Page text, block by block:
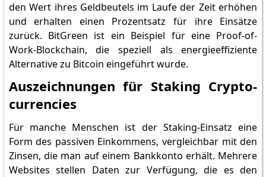
den Wert ihres Geldbeutels im Laufe der Zeit erhöhen
und erhalten einen Prozentsatz für ihre Einsätze
zurück. BitGreen ist ein Beispiel für eine Proof-of-
Work-Blockchain, die speziell als energieeffiziente
Alternative zu Bitcoin eingeführt wurde.
Auszeichnungen für Staking Crypto-
currencies
Für manche Menschen ist der Staking-Einsatz eine
Form des passiven Einkommens, vergleichbar mit den
Zinsen, die man auf einem Bankkonto erhält. Mehrere
Websites stellen Daten zur Verfügung, die es den